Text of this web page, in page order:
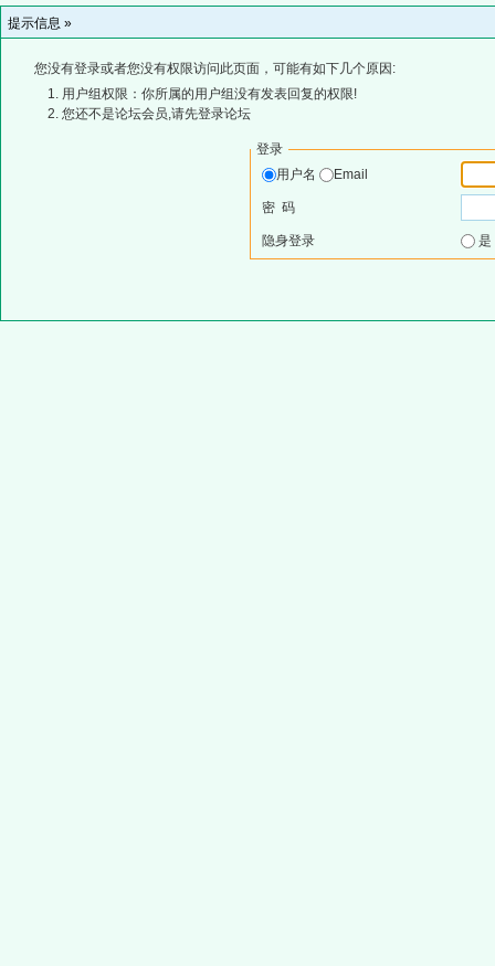
提示信息 »
您没有登录或者您没有权限访问此页面，可能有如下几个原因:
用户组权限：你所属的用户组没有发表回复的权限!
您还不是论坛会员,请先登录论坛
登录
用户名
Email
密 码
隐身登录